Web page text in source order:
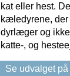
kat eller hest.
kæledyrene, der
dyrlæger og ikke
katte-, og
Se udvalget